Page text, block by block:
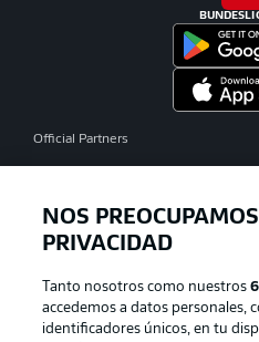
Official Partners
NOS
PRIVACIDAD
Tanto nosotros como nuestros
accedemos a datos personales,
identificadores únicos, en tu